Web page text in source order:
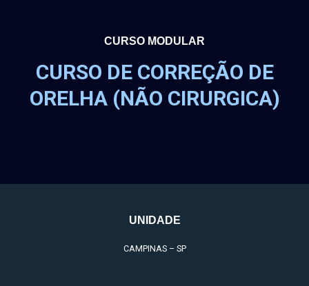
CURSO MODULAR
CURSO DE CORREÇÃO DE
ORELHA (NÃO CIRURGICA)
UNIDADE
CAMPINAS – SP